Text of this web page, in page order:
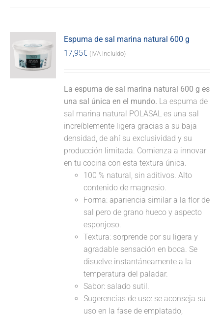
Espuma de sal marina natural 600 g
17,95€ (IVA incluido)
La espuma de sal marina natural 600 g es
una sal única en el mundo. La espuma de
sal marina natural POLASAL es una sal
increíblemente ligera gracias a su baja
densidad, de ahí su exclusividad y su
producción limitada. Comienza a innovar
en tu cocina con esta textura única.
100 % natural, sin aditivos. Alto
contenido de magnesio.
Forma: apariencia similar a la flor de
sal pero de grano hueco y aspecto
esponjoso.
Textura: sorprende por su ligera y
agradable sensación en boca. Se
disuelve instantáneamente a la
temperatura del paladar.
Sabor: salado sutil.
Sugerencias de uso: se aconseja su
uso en la fase de emplatado,